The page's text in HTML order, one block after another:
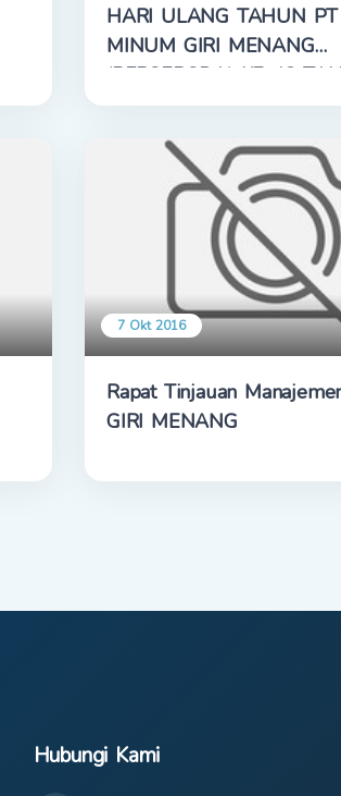
HARI ULANG TAHUN
MINUM GIRI MENANG
(PERSERODA) KE-42
7 Okt 2016
Rapat Tinjauan
GIRI MENANG
Hubungi Kami